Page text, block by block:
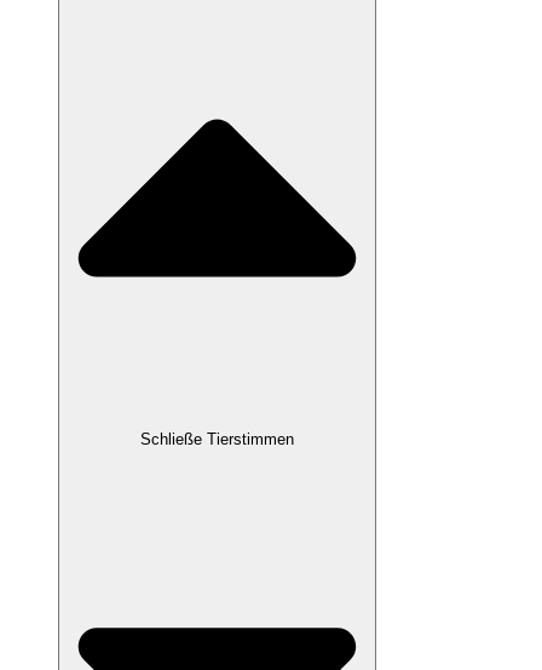
Schließe Tierstimmen